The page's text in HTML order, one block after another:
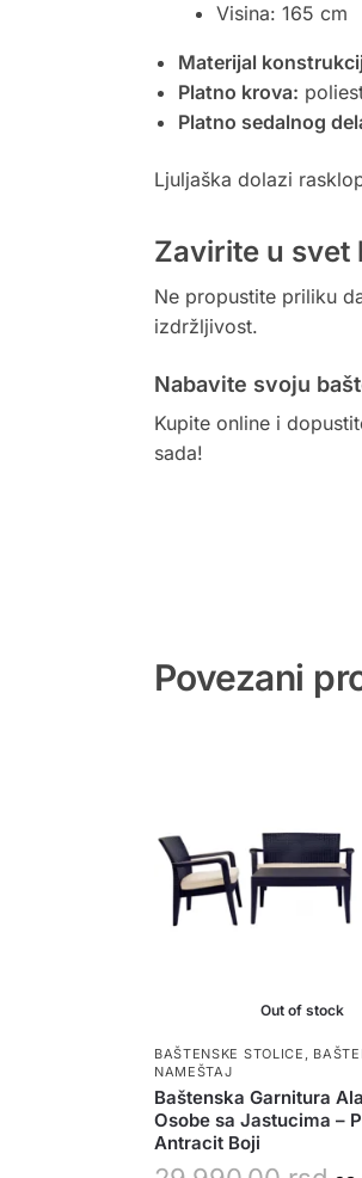
Visina: 165 cm
Materijal
Platno krova:
Platno sedalnog
Ljuljaška dolazi
Zavirite u
Ne propustite priliku
izdržljivost.
Nabavite svoju
Kupite online i
sada!
Povezani
Out of stock
BAŠTENSKE STOLICE ,
NAMEŠTAJ
Baštenska Garnitura
Osobe sa Jastucima –
Antracit Boji